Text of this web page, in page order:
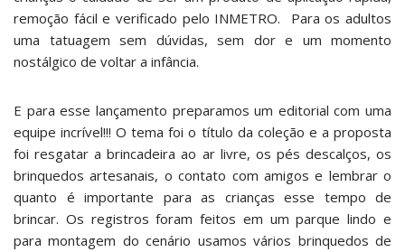
remoção fácil e verificado pelo INMETRO. Para os adultos
uma tatuagem sem dúvidas, sem dor e um momento
nostálgico de voltar a infância.
E para esse lançamento preparamos um editorial com uma
equipe incrível!!! O tema foi o título da coleção e a proposta
foi resgatar a brincadeira ao ar livre, os pés descalços, os
brinquedos artesanais, o contato com amigos e lembrar o
quanto é importante para as crianças esse tempo de
brincar. Os registros foram feitos em um parque lindo e
para montagem do cenário usamos vários brinquedos de